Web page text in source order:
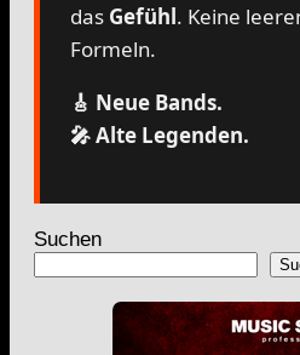
das Gefühl. Keine
Formeln.
🎸 Neue Bands.
🎤 Alte Legenden.
Suchen